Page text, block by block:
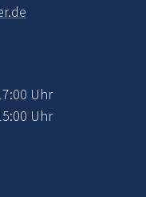
Uhr
Uhr